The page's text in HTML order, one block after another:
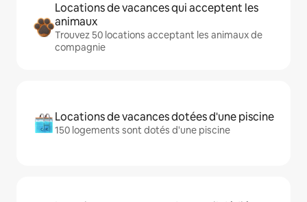
Locations de vacances qui acceptent les
animaux
Trouvez 50 locations acceptant les animaux de
compagnie
Locations de vacances dotées d'une piscine
150 logements sont dotés d'une piscine